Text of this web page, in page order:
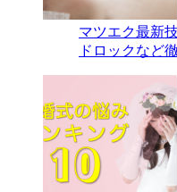
マツエク最新
ドロックなど